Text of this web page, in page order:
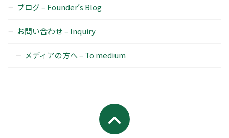
ブログ – Founder’s Blog
お問い合わせ – Inquiry
メディアの方へ – To medium